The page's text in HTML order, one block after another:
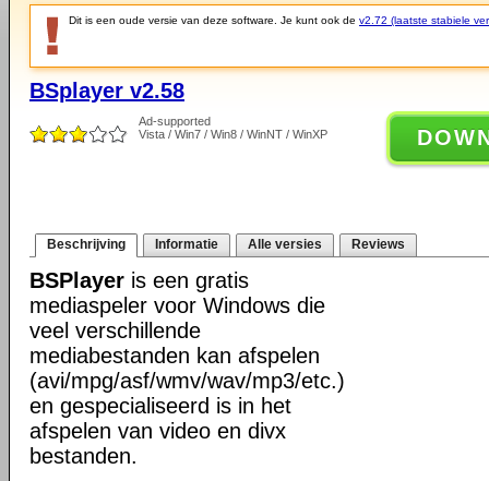
Dit is een oude versie van deze software. Je kunt ook de v2.72 (laatste stabiele
BSplayer v2.58
Ad-supported
Vista / Win7 / Win8 / WinNT / WinXP
Beschrijving Informatie Alle versies Reviews
BSPlayer is een gratis
mediaspeler voor Windows die
veel verschillende
mediabestanden kan afspelen
(avi/mpg/asf/wmv/wav/mp3/etc.)
en gespecialiseerd is in het
afspelen van video en divx
bestanden.